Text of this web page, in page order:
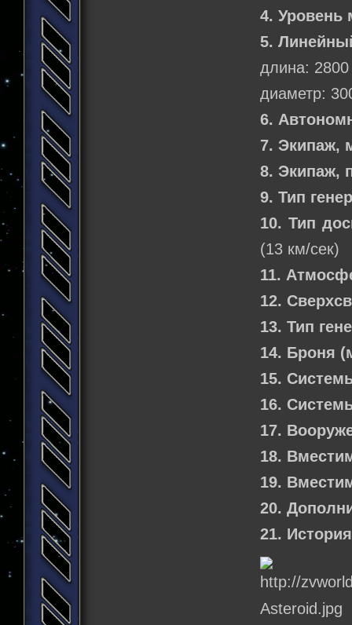
4. Уровень
5.
длина:
диаметр:
6.
7. Экипаж,
8. Экипаж,
9. Тип
10. Тип
(13 км/сек)
11.
12.
13. Тип
14. Броня
15.
16.
17.
18.
19.
20.
21.